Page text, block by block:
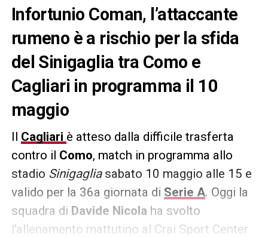
Infortunio Coman, l’attaccante
rumeno è a rischio per la sfida
del Sinigaglia tra Como e
Cagliari in programma il 10
maggio
Il Cagliari è atteso dalla difficile trasferta
contro il Como, match in programma allo
stadio Sinigaglia sabato 10 maggio alle 15 e
valido per la 36a giornata di Serie A. Oggi la
squadra di Davide Nicola ha svolto
l’allenamento mattutino al Crai Sport Center